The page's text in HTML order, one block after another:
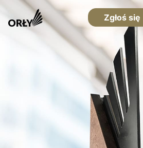
Zgłoś się